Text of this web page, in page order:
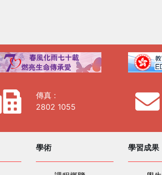
傳真 :
2802 1055
學術 學習成果